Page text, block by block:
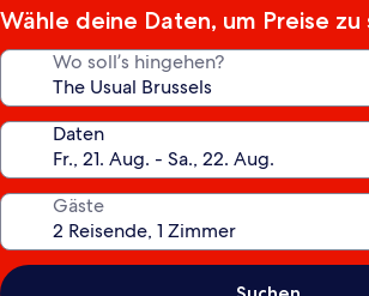
Wähle deine Daten, um Preise zu
Wo soll’s hingehen?
Daten
Gäste